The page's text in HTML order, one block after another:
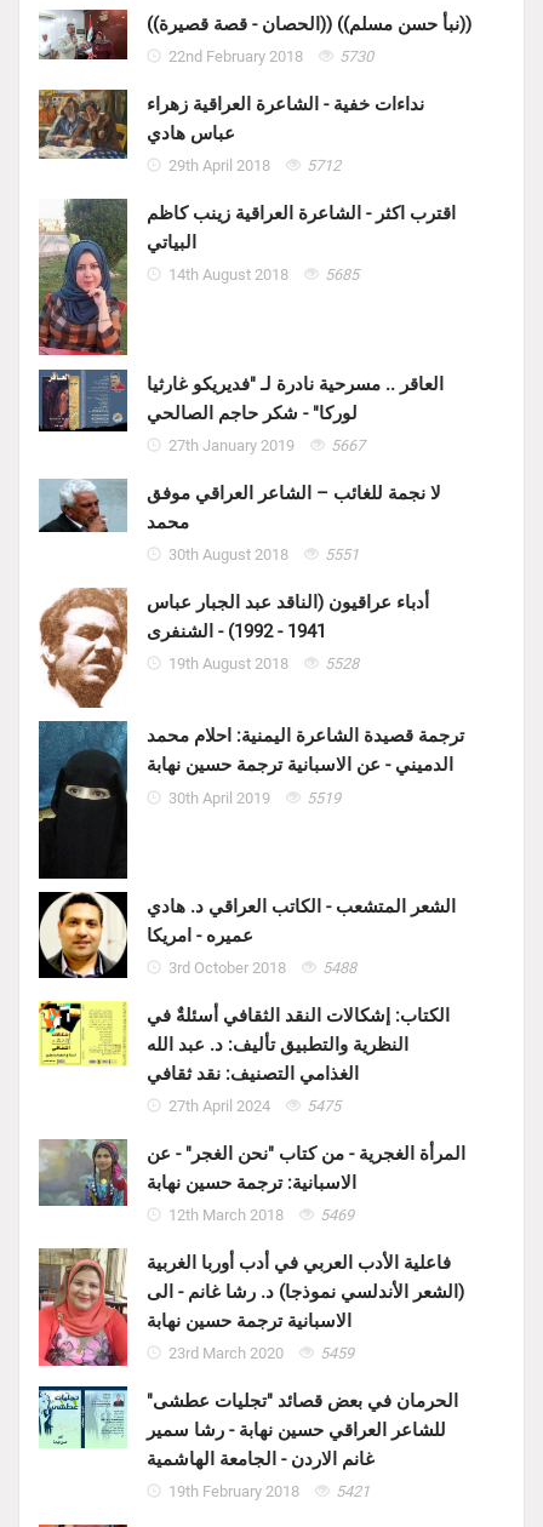
((الحصان - قصة قصيرة)) ((نبأ حسن مسلم))
22nd February 2018 5730
نداءات خفية - الشاعرة العراقية زهراء
عباس هادي
29th April 2018 5712
اقترب اكثر - الشاعرة العراقية زينب كاظم
البياتي
14th August 2018 5685
العاقر .. مسرحية نادرة لـ "فديريكو غارثيا
لوركا" - شكر حاجم الصالحي
27th January 2019 5667
لا نجمة للغائب – الشاعر العراقي موفق
محمد
30th August 2018 5551
أدباء عراقيون (الناقد عبد الجبار عباس
1941 - 1992) - الشنفرى
19th August 2018 5528
ترجمة قصيدة الشاعرة اليمنية: احلام محمد
الدميني - عن الاسبانية ترجمة حسين نهابة
30th April 2019 5519
الشعر المتشعب - الكاتب العراقي د. هادي
عميره - امريكا
3rd October 2018 5488
الكتاب: إشكالات النقد الثقافي أسئلةٌ في
النظرية والتطبيق تأليف: د. عبد الله
الغذامي التصنيف: نقد ثقافي
27th April 2024 5475
المرأة الغجرية - من كتاب "نحن الغجر" - عن
الاسبانية: ترجمة حسين نهابة
12th March 2018 5469
فاعلية الأدب العربي في أدب أوربا الغربية
(الشعر الأندلسي نموذجا) د. رشا غانم - الى
الاسبانية ترجمة حسين نهابة
23rd March 2020 5459
الحرمان في بعض قصائد "تجليات عطشى"
للشاعر العراقي حسين نهابة - رشا سمير
غانم الاردن - الجامعة الهاشمية
19th February 2018 5421